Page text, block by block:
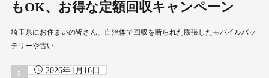
もOK、お得な定額回収キャンペーン
埼玉県にお住まいの皆さん、自治体で回収を断られた膨張したモバイルバッ
テリーや古い……
2026年1月16日